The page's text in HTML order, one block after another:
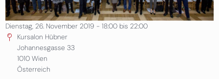
Dienstag, 26. November 2019 - 18:00bis 22:00
Kursalon Hübner
Johannesgasse 33
1010 Wien
Österreich